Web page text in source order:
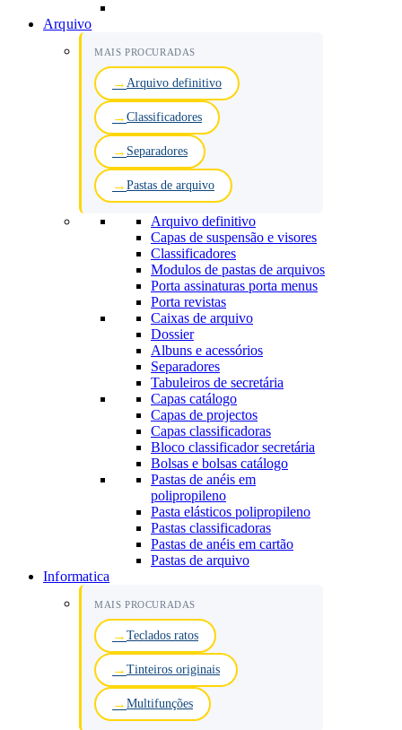
Arquivo
MAIS PROCURADAS
Arquivo definitivo
Classificadores
Separadores
Pastas de arquivo
Arquivo definitivo
Capas de suspensão e visores
Classificadores
Modulos de pastas de arquivos
Porta assinaturas porta menus
Porta revistas
Caixas de arquivo
Dossier
Albuns e acessórios
Separadores
Tabuleiros de secretária
Capas catálogo
Capas de projectos
Capas classificadoras
Bloco classificador secretária
Bolsas e bolsas catálogo
Pastas de anéis em
polipropileno
Pasta elásticos polipropileno
Pastas classificadoras
Pastas de anéis em cartão
Pastas de arquivo
Informatica
MAIS PROCURADAS
Teclados ratos
Tinteiros originais
Multifunções